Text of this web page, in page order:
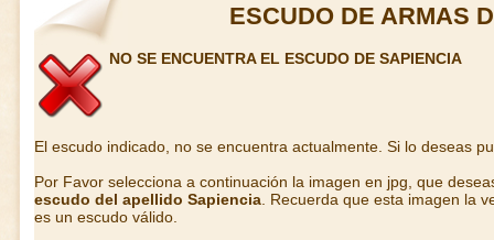
ESCUDO DE ARMAS
NO SE ENCUENTRA EL ESCUDO DE SAPIENCIA
El escudo indicado, no se encuentra actualmente. Si lo deseas
Por Favor selecciona a continuación la imagen en jpg, que
escudo del apellido Sapiencia . Recuerda que esta imagen la
es un escudo válido.